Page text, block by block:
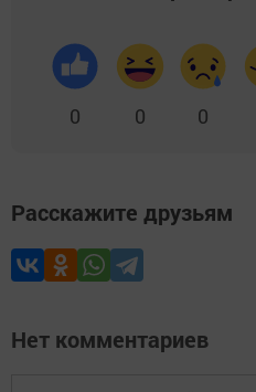
0 0 0
Расскажите друзьям
Нет комментариев